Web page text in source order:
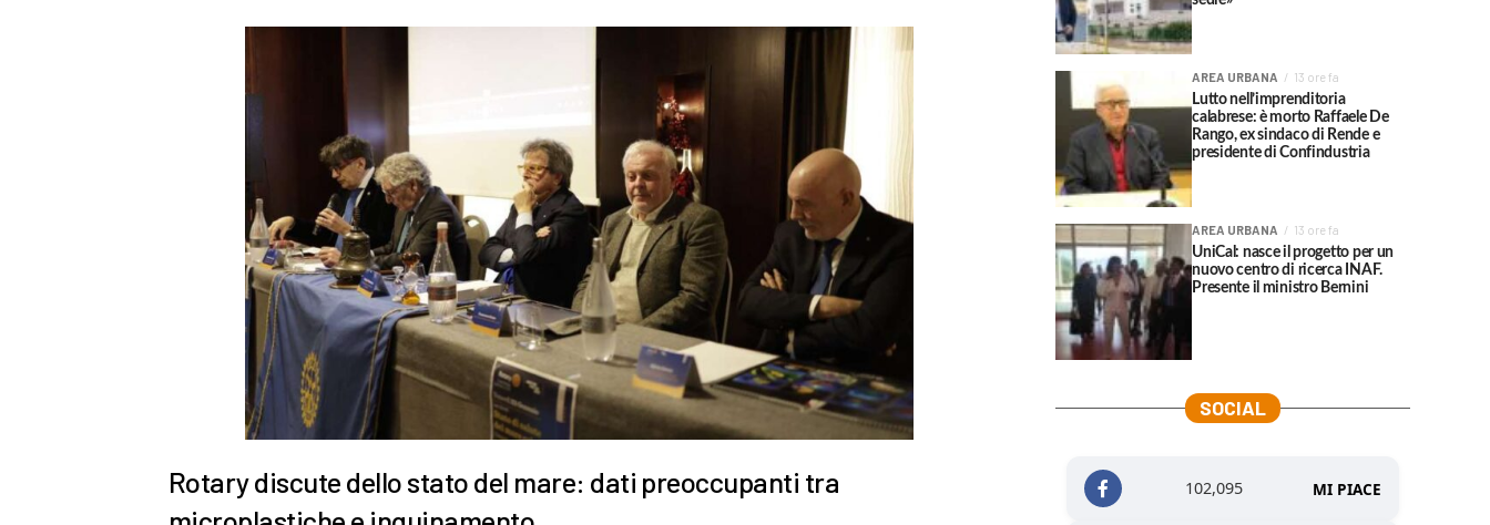
Rotary discute dello stato del mare: dati preoccupanti tra
AREA URBANA 13 ore fa
Lutto nell’imprenditoria
calabrese: è morto Raffaele De
Rango, ex sindaco di Rende e
presidente di Confindustria
AREA URBANA 13 ore fa
UniCal: nasce il progetto per un
nuovo centro di ricerca INAF.
Presente il ministro Bernini
SOCIAL
102,095 MI PIACE